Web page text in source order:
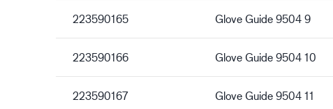
223590165 Glove Guide 9504 9
223590166 Glove Guide 9504 10
223590167 Glove Guide 9504 11